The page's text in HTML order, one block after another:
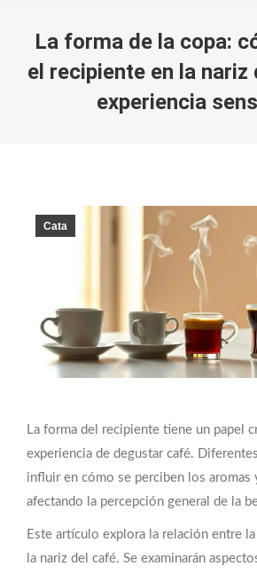
La forma de la copa:
el recipiente en la nariz
experiencia
Cata
La forma del recipiente tiene un papel
experiencia de degustar café.
influir en cómo se perciben los aromas
afectando la percepción general de la
Este artículo explora la relación entre
la nariz del café. Se examinarán